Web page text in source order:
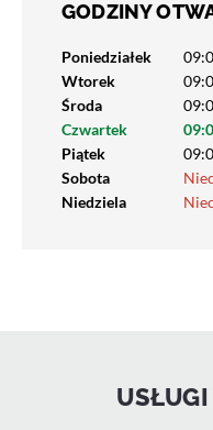
GODZINY
Poniedziałek
Wtorek
Środa
Czwartek
Piątek
Sobota
Niedziela